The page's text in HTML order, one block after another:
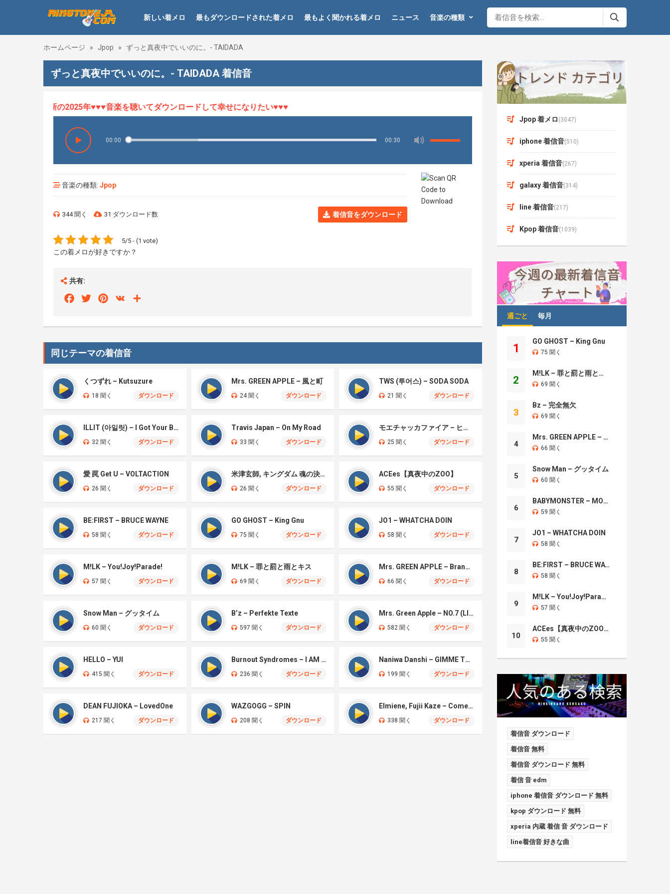
新しい着メロ 最もダウンロードされた着メロ 最もよく聞かれる着メロ ニュース 音楽の種類
ホームページ » Jpop » ずっと真夜中でいいのに。- TAIDADA
ずっと真夜中でいいのに。- TAIDADA 着信音
、最新の2025年♥♥♥音楽を聴いてダウンロードして幸せになりたい♥♥♥
00:00 00:30
音楽の種類: Jpop
344 聞く 31 ダウンロード数 着信音をダウンロード
5/5 - (1 vote)
この着メロが好きですか？
共有:
FacebookTwitterPinterest
VK
同じテーマの着信音
くつずれ – Kutsuzure
18 聞く ダウンロード
Mrs. GREEN APPLE – 風と町
24 聞く ダウンロード
TWS (투어스) – SODA SODA
21 聞く ダウンロード
ILLIT (아일릿) – I Got Your Back
32 聞く ダウンロード
Travis Japan – On My Road
33 聞く ダウンロード
モエチャッカファイア – ヒューゴ、狛野真斗、ライト、セヴェリアン (Cover )
25 聞く ダウンロード
愛 罠 Get U – VOLTACTION
26 聞く ダウンロード
米津玄師, キングダム 魂の決戦 – 公開記念PV
26 聞く ダウンロード
ACEes【真夜中のZOO】
55 聞く ダウンロード
BE:FIRST – BRUCE WAYNE
58 聞く ダウンロード
GO GHOST – King Gnu
75 聞く ダウンロード
JO1 – WHATCHA DOIN
58 聞く ダウンロード
M!LK – You!Joy!Parade!
57 聞く ダウンロード
M!LK – 罪と罰と雨とキス
69 聞く ダウンロード
Mrs. GREEN APPLE – Brand New
66 聞く ダウンロード
Snow Man – グッタイム
60 聞く ダウンロード
B’z – Perfekte Texte
597 聞く ダウンロード
Mrs. Green Apple – NO.7 (LIVE)
582 聞く ダウンロード
HELLO – YUI
415 聞く ダウンロード
Burnout Syndromes – I AM A HERO
236 聞く ダウンロード
Naniwa Danshi – GIMME THE DAY
199 聞く ダウンロード
DEAN FUJIOKA – LovedOne
217 聞く ダウンロード
WAZGOGG – SPIN
208 聞く ダウンロード
Elmiene, Fujii Kaze – Comets Gold
338 聞く ダウンロード
Jpop 着メロ (3047)
iphone 着信音(510)
xperia 着信音(267)
galaxy 着信音(314)
line 着信音(217)
Kpop 着信音(1039)
週ごと 毎月
1
GO GHOST – King Gnu
75 聞く
2
M!LK – 罪と罰と雨とキス
69 聞く
3
Bz – 完全無欠
69 聞く
4
Mrs. GREEN APPLE – Brand New
66 聞く
5
Snow Man – グッタイム
60 聞く
6
BABYMONSTER – MOON
59 聞く
7
JO1 – WHATCHA DOIN
58 聞く
8
BE:FIRST – BRUCE WAYNE
58 聞く
9
M!LK – You!Joy!Parade!
57 聞く
10
ACEes【真夜中のZOO】
55 聞く
着信音 ダウンロード
着信音 無料
着信音 ダウンロード 無料
着信 音 edm
iphone 着信音 ダウンロード 無料
kpop ダウンロード 無料
xperia 内蔵 着信 音 ダウンロード
line着信音 好きな曲